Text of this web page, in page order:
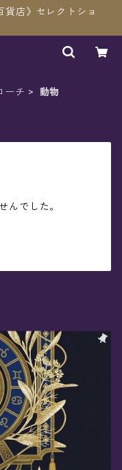
貨店》セレクトショ
ーチ 動物
んでした。